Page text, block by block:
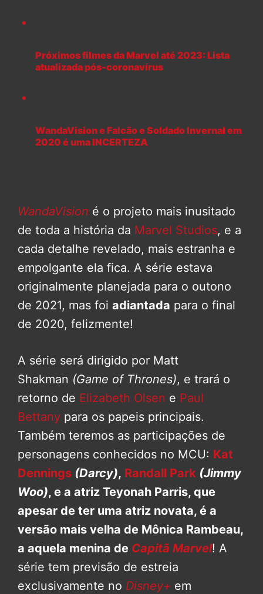
Próximos filmes da Marvel até 2023: Lista
atualizada pós-coronavírus
WandaVision e Falcão e Soldado Invernal em
2020 é uma INCERTEZA
WandaVision é o projeto mais inusitado
de toda a história da Marvel Studios, e a
cada detalhe revelado, mais estranha e
empolgante ela fica. A série estava
originalmente planejada para o outono
de 2021, mas foi adiantada para o final
de 2020, felizmente!
A série será dirigido por Matt
Shakman (Game of Thrones), e trará o
retorno de Elizabeth Olsen e Paul
Bettany para os papeis principais.
Também teremos as participações de
personagens conhecidos no MCU: Kat
Dennings (Darcy), Randall Park (Jimmy
Woo), e a atriz Teyonah Parris, que
apesar de ter uma atriz novata, é a
versão mais velha de Mônica Rambeau,
a aquela menina de Capitã Marvel! A
série tem previsão de estreia
exclusivamente no Disney+ em